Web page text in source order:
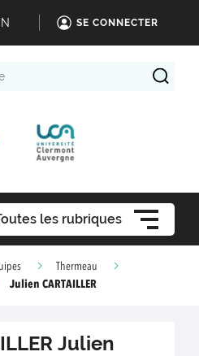
SE CONNECTER
les rubriques
Thermeau
Julien CARTAILLER
Julien